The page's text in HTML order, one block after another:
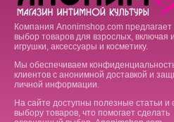
Компания Anonimshop.com
выбор товаров для взрослых, включая
игрушки, аксессуары и косметику.
Мы обеспечиваем
клиентов с анонимной доставкой и
личной информации.
На сайте доступны полезные статьи и
выбору товаров, что помогает сделать